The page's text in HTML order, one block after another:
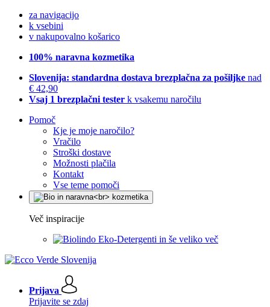
za navigacijo
k vsebini
v nakupovalno košarico
100% naravna kozmetika
Slovenija: standardna dostava brezplačna za pošiljke nad
€ 42,90
Vsaj 1 brezplačni tester k vsakemu naročilu
Pomoč
Kje je moje naročilo?
Vračilo
Stroški dostave
Možnosti plačila
Kontakt
Vse teme pomoči
Več inspiracije
Eko-Detergenti in še veliko več
Prijava
Prijavite se zdaj